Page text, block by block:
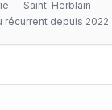
— Saint-Herblain
récurrent depuis 2022